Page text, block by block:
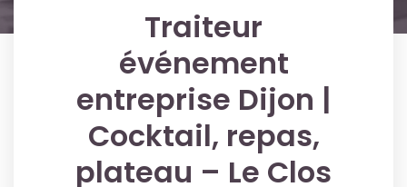
Traiteur
événement
entreprise Dijon |
Cocktail, repas,
plateau – Le Clos